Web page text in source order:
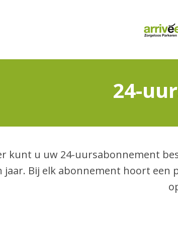
24-
kunt u uw 24-uursabonnement
jaar. Bij elk abonnement hoort een